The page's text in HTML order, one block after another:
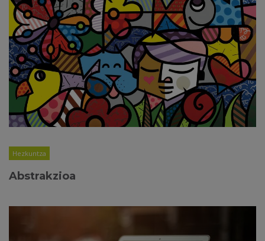
Hezkuntza
Abstrakzioa